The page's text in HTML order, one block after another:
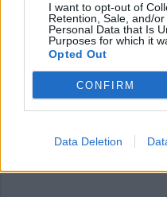
I want to opt-out of
Retention, Sale, and/
Personal Data that Is
Purposes for which it
Opted Out
CONFIRM
Data Deletion
che includano uno o più link a siti